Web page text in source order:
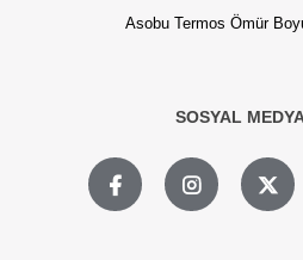
Asobu Termos Ömür
SOSYAL